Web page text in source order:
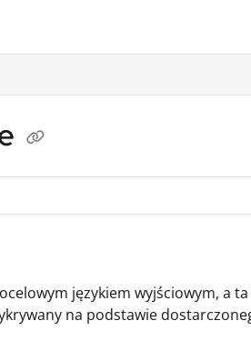
językiem wyjściowym, a
na podstawie